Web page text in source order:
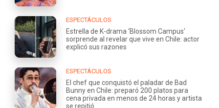
ESPECTÁCULOS
Estrella de K-drama ‘Blossom Campus’
sorprende al revelar que vive en Chile: actor
explicó sus razones
ESPECTÁCULOS
El chef que conquistó el paladar de Bad
Bunny en Chile: preparó 200 platos para
cena privada en menos de 24 horas y artista
se repitió